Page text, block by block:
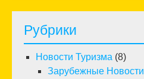
Рубрики
Новости Туризма (8)
Зарубежные Новости